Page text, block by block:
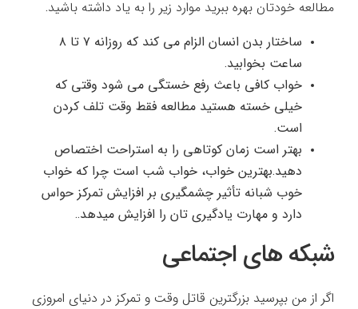
مطالعه خودتان بهره ببرید موارد زیر را به یاد داشته باشید.
ساختار بدن انسان الزام می کند که روزانه ۷ تا ۸
ساعت بخوابید.
خواب کافی باعث رفع خستگی می شود وقتی که
خیلی خسته هستید مطالعه فقط وقت تلف کردن
است.
بهتر است زمان کوتاهی را به استراحت اختصاص
دهید.بهترین خواب، خواب شب است چرا که خواب
خوب شبانه تأثیر چشمگیری بر افزایش تمرکز حواس
دارد و مهارت‌ یادگیری تان را افزایش میدهد..
شبکه های اجتماعی
اگر از من بپرسید بزرگترین قاتل وقت و تمرکز در دنیای امروزی